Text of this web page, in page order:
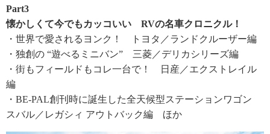
Part3
懐かしくて今でもカッコいい RVの名車クロニクル！
・世界で愛されるヨンク！ トヨタ／ランドクルーザー編
・独創の “遊べるミニバン” 三菱／デリカシリーズ編
・街もフィールドもコレ一台で！ 日産／エクストレイル
編
・BE-PAL創刊時に誕生した全天候型ステーションワゴン
スバル／レガシィ アウトバック編 ほか